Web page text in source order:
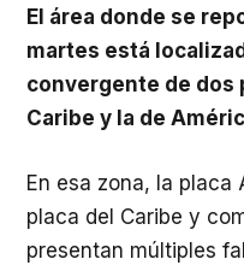
El área donde se
martes está
convergente de dos
Caribe y la de
En esa zona, la placa
placa del Caribe y
presentan múltiples